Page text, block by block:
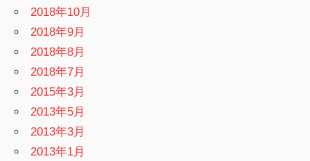
2018年10月
2018年9月
2018年8月
2018年7月
2015年3月
2013年5月
2013年3月
2013年1月